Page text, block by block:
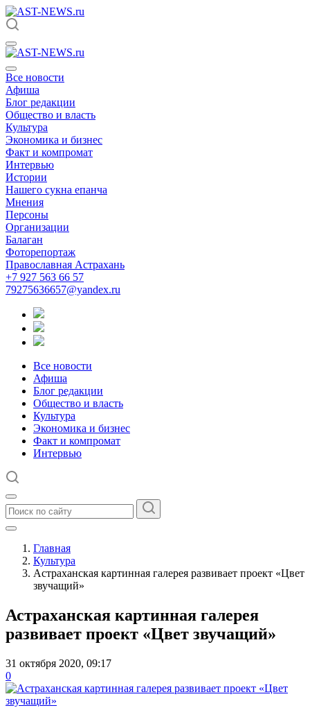
Все новости
Афиша
Блог редакции
Общество и власть
Культура
Экономика и бизнес
Факт и компромат
Интервью
Истории
Нашего сукна епанча
Мнения
Персоны
Организации
Балаган
Фоторепортаж
Православная Астрахань
+7 927 563 66 57
79275636657@yandex.ru
Все новости
Афиша
Блог редакции
Общество и власть
Культура
Экономика и бизнес
Факт и компромат
Интервью
Главная
Культура
Астраханская картинная галерея развивает проект «Цвет
звучащий»
Астраханская картинная галерея
развивает проект «Цвет звучащий»
31 октября 2020, 09:17
0